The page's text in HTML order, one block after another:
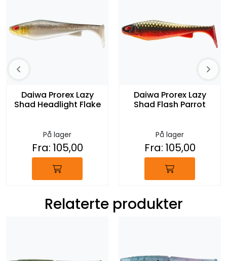
Daiwa Prorex Lazy
Shad Headlight Flake
På lager
Fra: 105,00
Daiwa Prorex Lazy
Shad Flash Parrot
På lager
Fra: 105,00
Relaterte produkter